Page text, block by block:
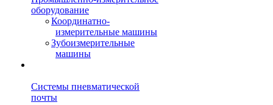
оборудование
Координатно-
измерительные машины
Зубоизмерительные
машины
Системы пневматической
почты